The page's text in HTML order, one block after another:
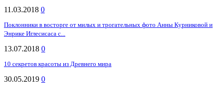
11.03.2018 0
Поклонники в восторге от милых и трогательных фото Анны Курниковой и
Энрике Иглесисаса с...
13.07.2018 0
10 секретов красоты из Древнего мира
30.05.2019 0